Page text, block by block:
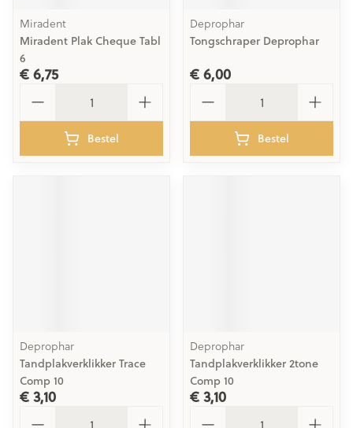
Miradent
Miradent Plak Cheque Tabl
6
€ 6,75
Bestel
Deprophar
Tongschraper Deprophar
€ 6,00
Bestel
Deprophar
Tandplakverklikker Trace
Comp 10
€ 3,10
Deprophar
Tandplakverklikker 2tone
Comp 10
€ 3,10